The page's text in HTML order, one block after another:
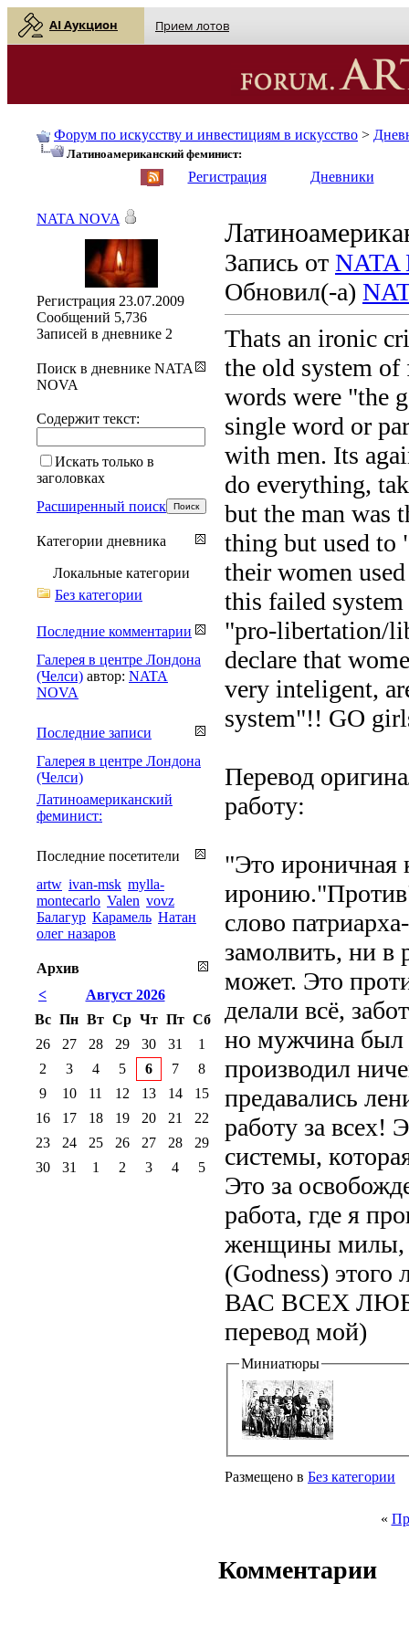
AI Аукцион Прием лотов
Форум по искусству и инвестициям в искусство >
Латиноамериканский феминист:
Регистрация Дневники
Запись от NATA
Обновил(-а)
Thats an ironic
the old system of
words were "the
single word or
with men. Its
do everything,
but the man was
thing but used to
their women
this failed
"pro-libertation/
declare that
very inteligent,
system"!! GO
Перевод
работу:
"Это ироничная
слово
замолвить, ни в
может. Это
делали всё,
но мужчина был
производил
предавались
работу за всех!
системы,
Это за
работа, где я
женщины милы,
(Godness)
ВАС ВСЕХ
перевод мой)
Миниатюры
Размещено в Без категории
«
Комментарии
NATA NOVA
Регистрация 23.07.2009
Сообщений 5,736
Записей в дневнике 2
Поиск в дневнике NATA
NOVA
Содержит текст:
Искать только в
заголовках
Расширенный поиск
Категории дневника
Локальные категории
Без категории
Последние комментарии
Галерея в центре Лондона
(Челси) автор: NATA
NOVA
Последние записи
Галерея в центре Лондона
(Челси)
Латиноамериканский
феминист:
Последние посетители
artw ivan-msk mylla-
montecarlo Valen vovz
Балагур Карамель Натан
олег назаров
Архив
<
Август 2026
Вс Пн Вт Ср Чт Пт Сб
26
27 28 29 30 31
1
2
3 4 5 6 7
8
9
10 11 12 13 14
15
16
17 18 19 20 21
22
23
24 25 26 27 28
29
30
31 1 2 3 4 5